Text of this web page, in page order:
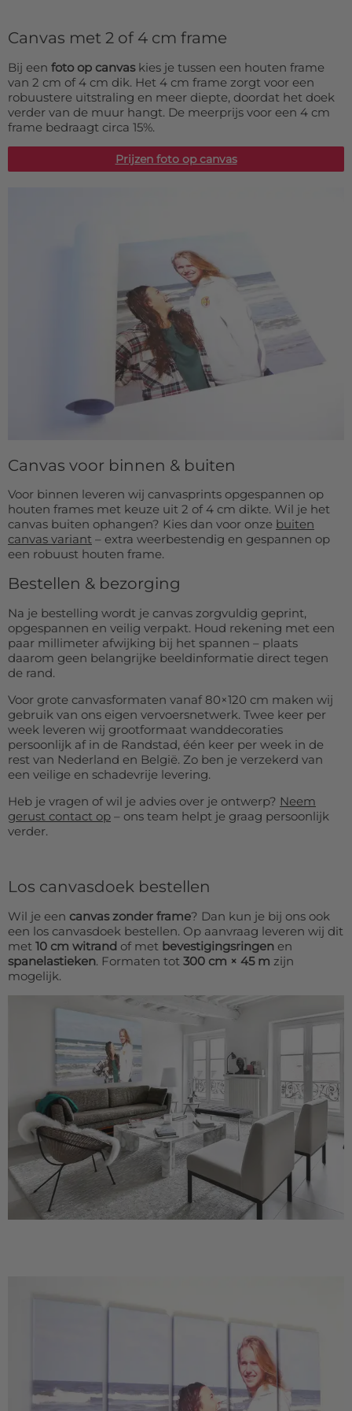
Canvas met 2 of 4 cm frame
Bij een foto op canvaskies je tussen een houten frame
van 2 cm of 4 cm dik. Het 4 cm frame zorgt voor een
robuustere uitstraling en meer diepte, doordat het doek
verder van de muur hangt. De meerprijs voor een 4 cm
frame bedraagt circa 15%.
Prijzen foto op canvas
Canvas voor binnen & buiten
Voor binnen leveren wij canvasprints opgespannen op
houten frames met keuze uit 2 of 4 cm dikte. Wil je het
canvas buiten ophangen? Kies dan voor onze buiten
canvas variant – extra weerbestendig en gespannen op
een robuust houten frame.
Bestellen & bezorging
Na je bestelling wordt je canvas zorgvuldig geprint,
opgespannen en veilig verpakt. Houd rekening met een
paar millimeter afwijking bij het spannen – plaats
daarom geen belangrijke beeldinformatie direct tegen
de rand.
Voor grote canvasformaten vanaf 80×120 cm maken wij
gebruik van ons eigen vervoersnetwerk. Twee keer per
week leveren wij grootformaat wanddecoraties
persoonlijk af in de Randstad, één keer per week in de
rest van Nederland en België. Zo ben je verzekerd van
een veilige en schadevrije levering.
Heb je vragen of wil je advies over je ontwerp? Neem
gerust contact op – ons team helpt je graag persoonlijk
verder.
Los canvasdoek bestellen
Wil je een canvas zonder frame? Dan kun je bij ons ook
een los canvasdoek bestellen. Op aanvraag leveren wij dit
met 10 cm witrand of met bevestigingsringen en
spanelastieken. Formaten tot 300 cm × 45 m zijn
mogelijk.